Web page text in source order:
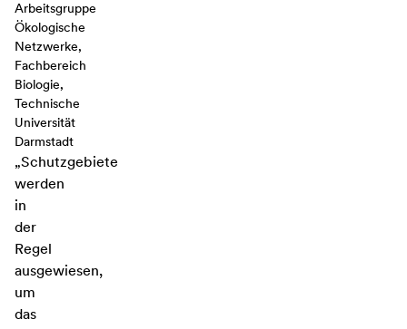
Arbeitsgruppe
Ökologische
Netzwerke,
Fachbereich
Biologie,
Technische
Universität
Darmstadt
„Schutzgebiete
werden
in
der
Regel
ausgewiesen,
um
das